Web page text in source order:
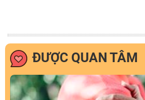
ĐƯỢC QUAN TÂM